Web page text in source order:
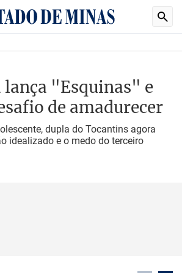
"Esquinas" e
de amadurecer
dupla do Tocantins agora
idealizado e o medo do terceiro